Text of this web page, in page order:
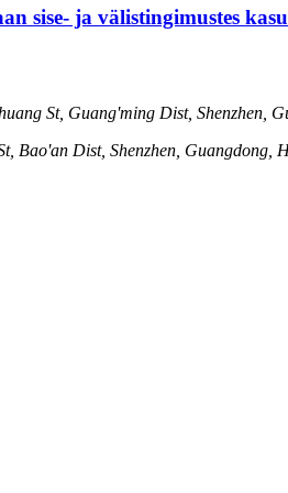
sise- ja välistingimustes
St, Guang'ming Dist, Shenzhen,
Bao'an Dist, Shenzhen, Guangdong,